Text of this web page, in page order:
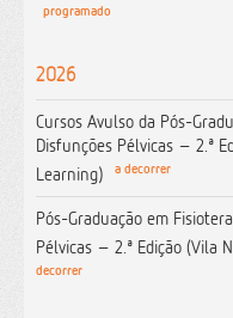
programado
2026
Cursos Avulso da Pós-
Disfunções Pélvicas – 2.ª
Learning)
a decorrer
Pós-Graduação em
Pélvicas – 2.ª Edição (Vila
decorrer